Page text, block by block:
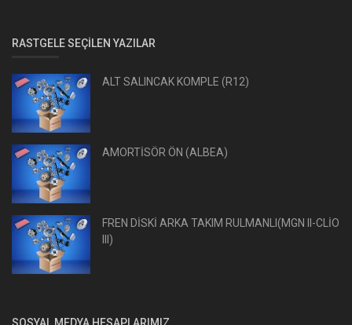
RASTGELE SEÇILEN YAZILAR
ALT SALINCAK KOMPLE (R12)
AMORTİSÖR ÖN (ALBEA)
FREN DİSKİ ARKA TAKIM RULMANLI(MGN II-CLİO
III)